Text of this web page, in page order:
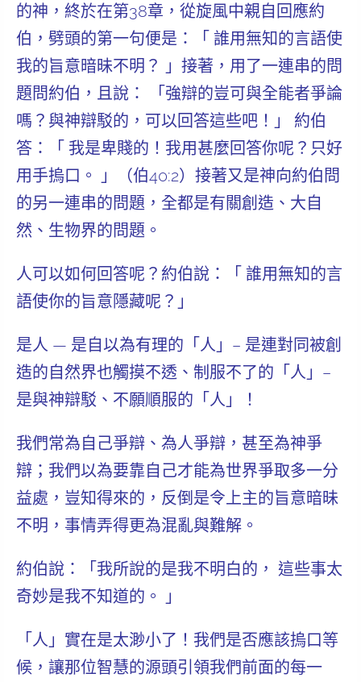
的神，終於在第38章，從旋風中親自回應約
伯，劈頭的第一句便是：「 誰用無知的言語使
我的旨意暗昧不明？ 」接著，用了一連串的問
題問約伯，且說： 「強辯的豈可與全能者爭論
嗎？與神辯駁的，可以回答這些吧！」 約伯
答：「 我是卑賤的！我用甚麼回答你呢？只好
用手摀口。 」（伯40:2）接著又是神向約伯問
的另一連串的問題，全都是有關創造、大自
然、生物界的問題。
人可以如何回答呢？約伯說：「 誰用無知的言
語使你的旨意隱藏呢？」
是人 — 是自以為有理的「人」– 是連對同被創
造的自然界也觸摸不透、制服不了的「人」–
是與神辯駁、不願順服的「人」！
我們常為自己爭辯、為人爭辯，甚至為神爭
辯；我們以為要靠自己才能為世界爭取多一分
益處，豈知得來的，反倒是令上主的旨意暗昧
不明，事情弄得更為混亂與難解。
約伯說：「我所說的是我不明白的， 這些事太
奇妙是我不知道的。 」
「人」實在是太渺小了！我們是否應該摀口等
候，讓那位智慧的源頭引領我們前面的每一